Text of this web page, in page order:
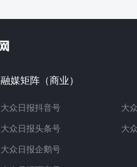
融媒矩阵（商业）
大众日报抖音号
大众日报头条号
大众日报企鹅号
大
大